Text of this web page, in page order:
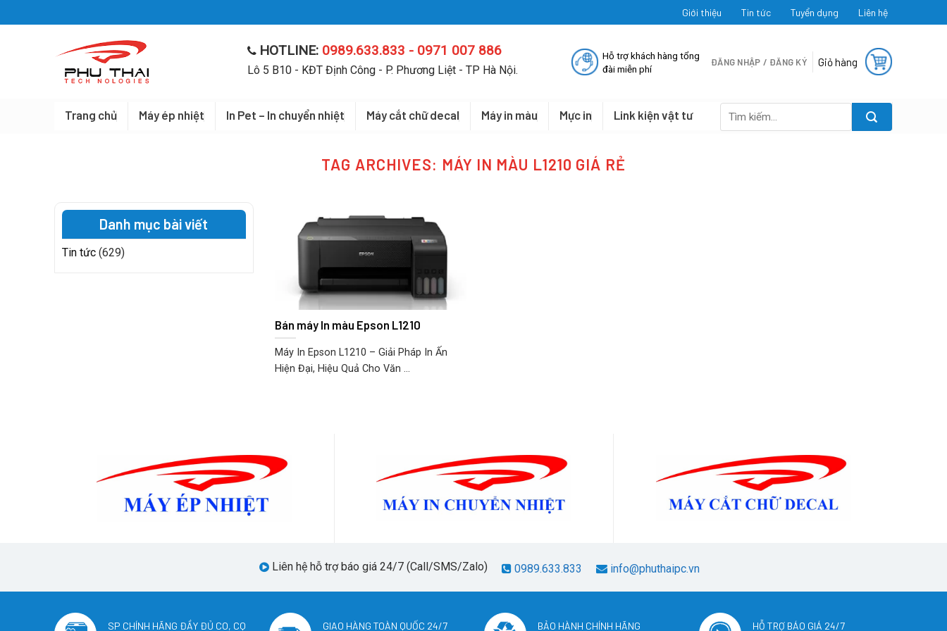
to
Giới thiệu Tin tức Tuyển dụng Liên hệ
HOTLINE: 0989.633.833 - 0971 007 886
Lô 5 B10 - KĐT Định Công - P. Phương Liệt - TP Hà Nội.
Hỗ trợ khách hàng tổng
đài miễn phí
ĐĂNG NHẬP / ĐĂNG KÝ Giỏ hàng
Trang chủ Máy ép nhiệt In Pet – In chuyển nhiệt Máy cắt chữ decal Máy in màu Mực in Link kiện vật tư Tìm
TAG ARCHIVES: MÁY IN MÀU L1210 GIÁ RẺ
Danh mục bài viết
Tin tức (629)
Bán máy In màu Epson L1210
Máy In Epson L1210 – Giải Pháp In Ấn
Hiện Đại, Hiệu Quả Cho Văn ...
Liên hệ hỗ trợ báo giá 24/7 (Call/SMS/Zalo) 0989.633.833 info@phuthaipc.vn
SP CHÍNH HÃNG ĐẦY ĐỦ CO, CQ GIAO HÀNG TOÀN QUỐC 24/7 BẢO HÀNH CHÍNH HÃNG HỖ TRỢ BÁO GIÁ 24/7